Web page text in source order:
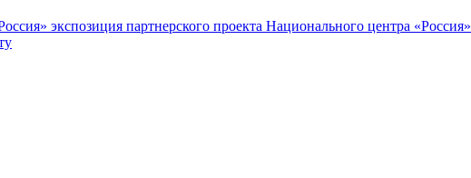
экспозиция партнерского проекта Национального центра «Россия»